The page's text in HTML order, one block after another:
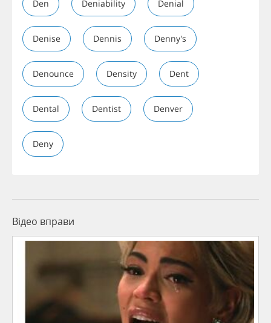
Den Deniability Denial
Denise Dennis Denny's
Denounce Density Dent
Dental Dentist Denver
Deny
Відео вправи